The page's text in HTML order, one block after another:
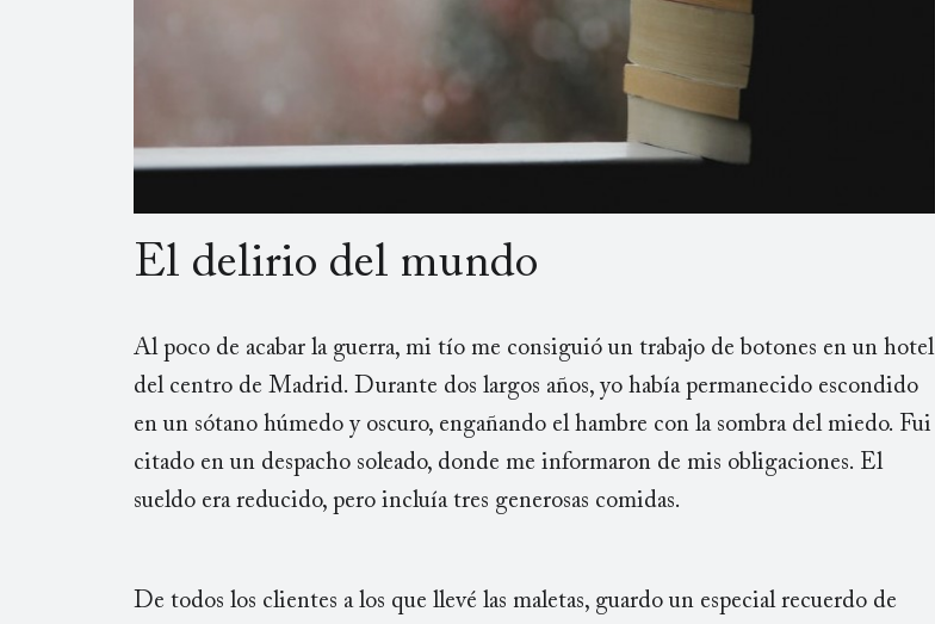
El delirio del mundo
Al poco de acabar la guerra, mi tío me consiguió un trabajo de botones en un hotel
del centro de Madrid. Durante dos largos años, yo había permanecido escondido
en un sótano húmedo y oscuro, engañando el hambre con la sombra del miedo. Fui
citado en un despacho soleado, donde me informaron de mis obligaciones. El
sueldo era reducido, pero incluía tres generosas comidas.
De todos los clientes a los que llevé las maletas, guardo un especial recuerdo de